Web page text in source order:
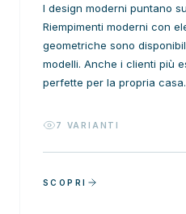
I design moderni puntano
Riempimenti moderni con
geometriche sono
modelli. Anche i clienti più
perfette per la propria casa.
7 VARIANTI
SCOPRI